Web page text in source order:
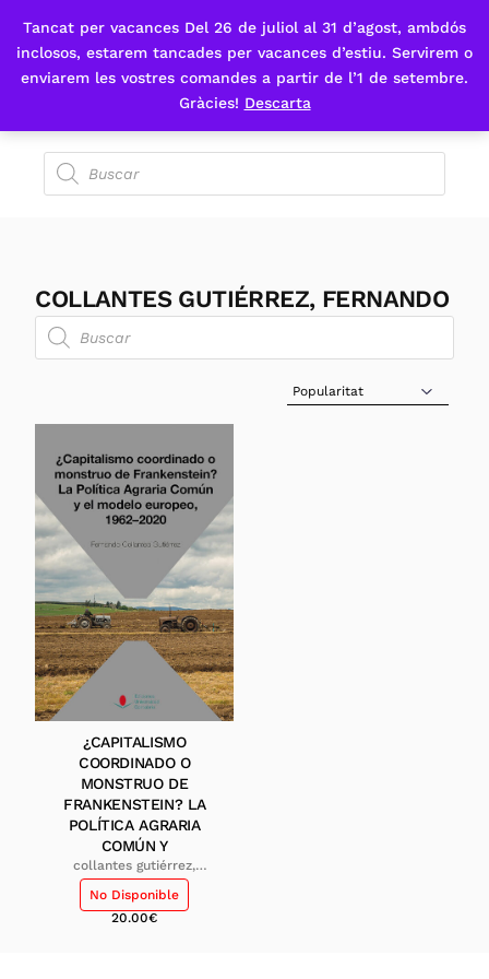
Tancat per vacances Del 26 de juliol al 31 d’agost, ambdós
inclosos, estarem tancades per vacances d’estiu. Servirem o
enviarem les vostres comandes a partir de l’1 de setembre.
Gràcies! Descarta
Fes-te'n sòcia
COLLANTES GUTIÉRREZ, FERNANDO
Sort Products
¿CAPITALISMO
COORDINADO O
MONSTRUO DE
FRANKENSTEIN? LA
POLÍTICA AGRARIA
COMÚN Y
collantes gutiérrez,
fernando
No Disponible
20.00€